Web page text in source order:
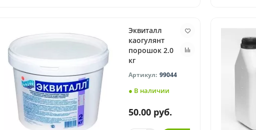
Эквиталл
каогулянт
порошок 2.0
кг
99044
● В наличии
50.00 руб.